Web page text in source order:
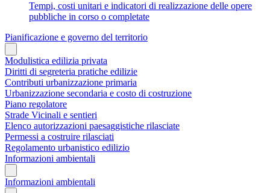
Tempi, costi unitari e indicatori di realizzazione delle opere
pubbliche in corso o completate
Pianificazione e governo del territorio
Modulistica edilizia privata
Diritti di segreteria pratiche edilizie
Contributi urbanizzazione primaria
Urbanizzazione secondaria e costo di costruzione
Piano regolatore
Strade Vicinali e sentieri
Elenco autorizzazioni paesaggistiche rilasciate
Permessi a costruire rilasciati
Regolamento urbanistico edilizio
Informazioni ambientali
Informazioni ambientali